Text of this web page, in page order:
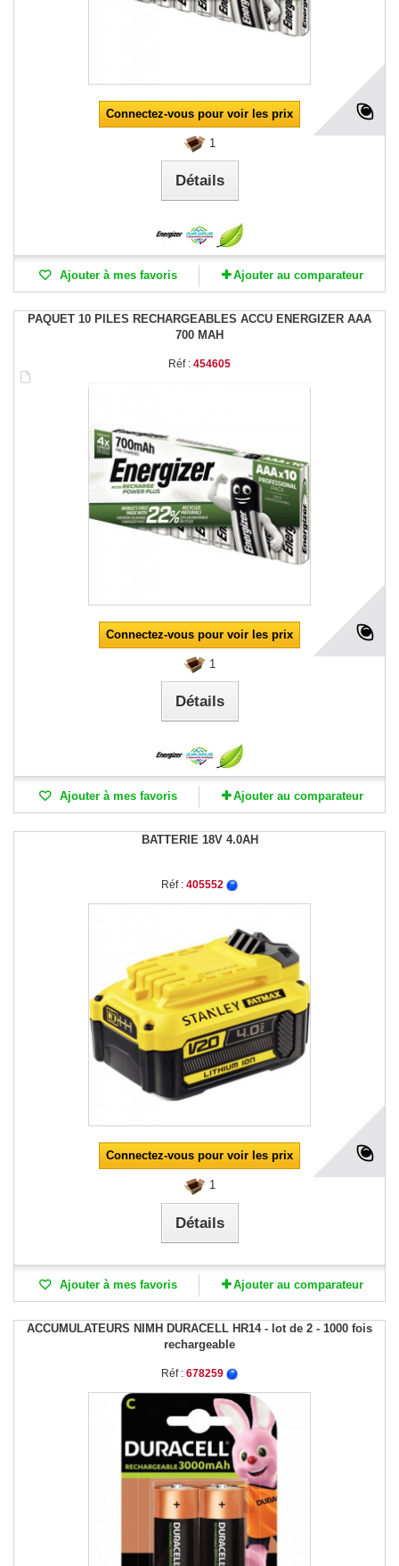
Connectez-vous pour voir les prix
1
Détails
Ajouter à mes favoris Ajouter au comparateur
PAQUET 10 PILES RECHARGEABLES ACCU ENERGIZER AAA
700 MAH
Réf : 454605
Connectez-vous pour voir les prix
1
Détails
Ajouter à mes favoris Ajouter au comparateur
BATTERIE 18V 4.0AH
Réf : 405552
Connectez-vous pour voir les prix
1
Détails
Ajouter à mes favoris Ajouter au comparateur
ACCUMULATEURS NIMH DURACELL HR14 - lot de 2 - 1000 fois
rechargeable
Réf : 678259